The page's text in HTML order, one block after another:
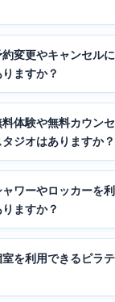
変更やキャンセル
ますか？
体験や無料カウン
ジオはありますか？
ワーやロッカーを
ますか？
を利用できるピラ